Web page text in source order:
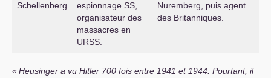
Schellenberg
espionnage SS
organisateur des
massacres en
URSS
Nuremberg, puis agent
des Britanniques.
« Heusinger a vu Hitler 700 fois entre 1941 et 1944. Pourtant, il